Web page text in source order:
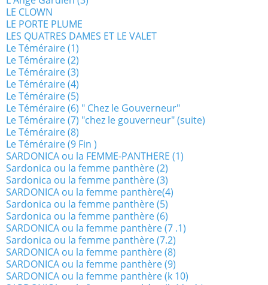
LE CLOWN
LE PORTE PLUME
LES QUATRES DAMES ET LE VALET
Le Téméraire (1)
Le Téméraire (2)
Le Téméraire (3)
Le Téméraire (4)
Le Téméraire (5)
Le Téméraire (6) " Chez le Gouverneur"
Le Téméraire (7) "chez le gouverneur" (suite)
Le Téméraire (8)
Le Téméraire (9 Fin )
SARDONICA ou la FEMME-PANTHERE (1)
Sardonica ou la femme panthère (2)
Sardonica ou la femme panthère (3)
SARDONICA ou la femme panthère(4)
Sardonica ou la femme panthère (5)
Sardonica ou la femme panthère (6)
SARDONICA ou la femme panthère (7 .1)
Sardonica ou la femme panthère (7.2)
SARDONICA ou la femme panthère (8)
SARDONICA ou la femme panthère (9)
SARDONICA ou la femme panthère (k 10)